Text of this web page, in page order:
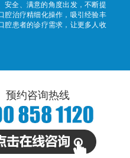
安全、满意的角度出发，不断提
腔治疗精细化操作，吸引经验丰
腔患者的诊疗需求，让更多人收
预约咨询热线